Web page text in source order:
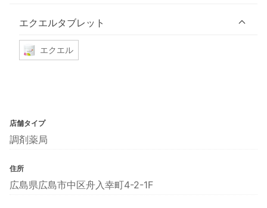
エクエルタブレット
エクエル
店舗タイプ
調剤薬局
住所
広島県広島市中区舟入幸町4-2-1F